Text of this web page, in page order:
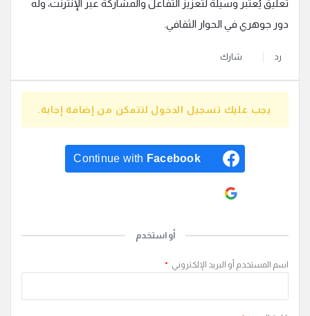
تعليق يُعتبر وسيلة لتعزيز التفاعل والمشاركة عبر الإنترنت، وله
دور جوهري في الحوار الثقافي.
رد شارك
يجب عليك تسجيل الدخول لتتمكن من إضافة إجابة.
Continue with Facebook
أو استخدم
اسم المستخدم أو البريد الإلكتروني *